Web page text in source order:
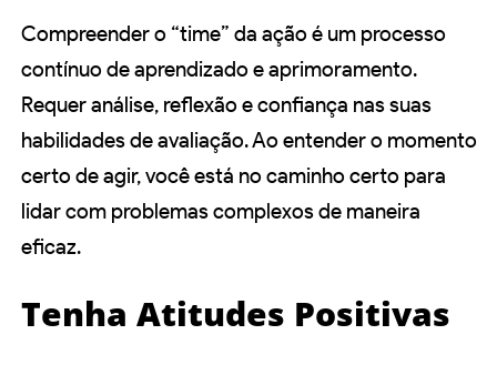
Compreender o “time” da ação é um processo
contínuo de aprendizado e aprimoramento.
Requer análise, reflexão e confiança nas suas
habilidades de avaliação. Ao entender o momento
certo de agir, você está no caminho certo para
lidar com problemas complexos de maneira
eficaz.
Tenha Atitudes Positivas